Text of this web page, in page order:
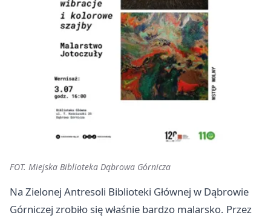
FOT. Miejska Biblioteka Dąbrowa Górnicza
Na Zielonej Antresoli Biblioteki Głównej w Dąbrowie
Górniczej zrobiło się właśnie bardzo malarsko. Przez